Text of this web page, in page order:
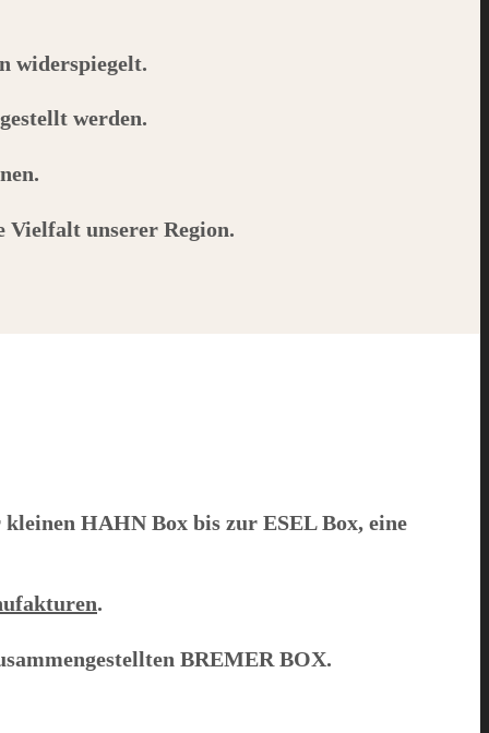
widerspiegelt.
werden.
Vielfalt unserer Region.
kleinen HAHN Box bis zur ESELBox, eine
.
BREMER BOX.